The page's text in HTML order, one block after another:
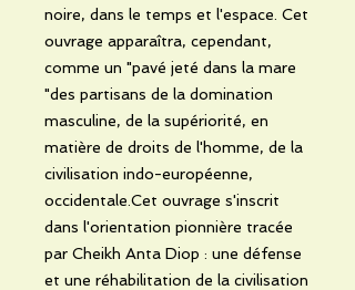
noire, dans le temps et l'espace. Cet
ouvrage apparaîtra, cependant,
comme un "pavé jeté dans la mare
"des partisans de la domination
masculine, de la supériorité, en
matière de droits de l'homme, de la
civilisation indo-européenne,
occidentale.Cet ouvrage s'inscrit
dans l'orientation pionnière tracée
par Cheikh Anta Diop : une défense
et une réhabilitation de la civilisation